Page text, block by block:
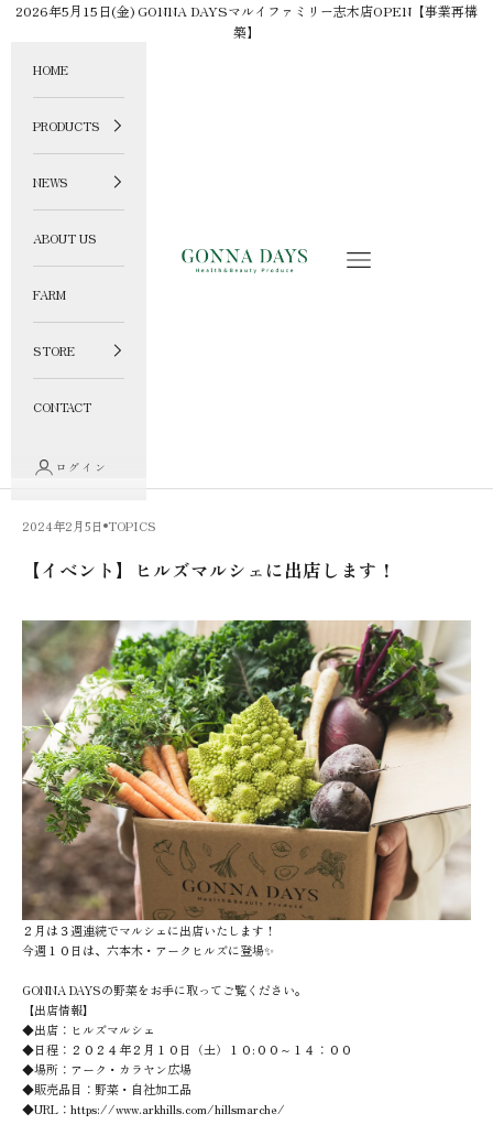
コンテンツへスキップ
2026年5月15日(金) GONNA DAYSマルイファミリー志木店OPEN【事業再構
築】
GONNA DAYS ONLINE STORE メニュー
HOME
PRODUCTS
NEWS
ABOUT US
FARM
STORE
CONTACT
ログイン
2024年2月5日 TOPICS
【イベント】ヒルズマルシェに出店します！
２月は３週連続でマルシェに出店いたします！
今週１０日は、六本木・アークヒルズに登場✨
GONNA DAYSの野菜をお手に取ってご覧ください。
【出店情報】
◆出店：ヒルズマルシェ
◆日程：２０２４年２月１０日（土）１０:００～１４：００
◆場所：アーク・カラヤン広場
◆販売品目：野菜・自社加工品
◆URL：https://www.arkhills.com/hillsmarche/